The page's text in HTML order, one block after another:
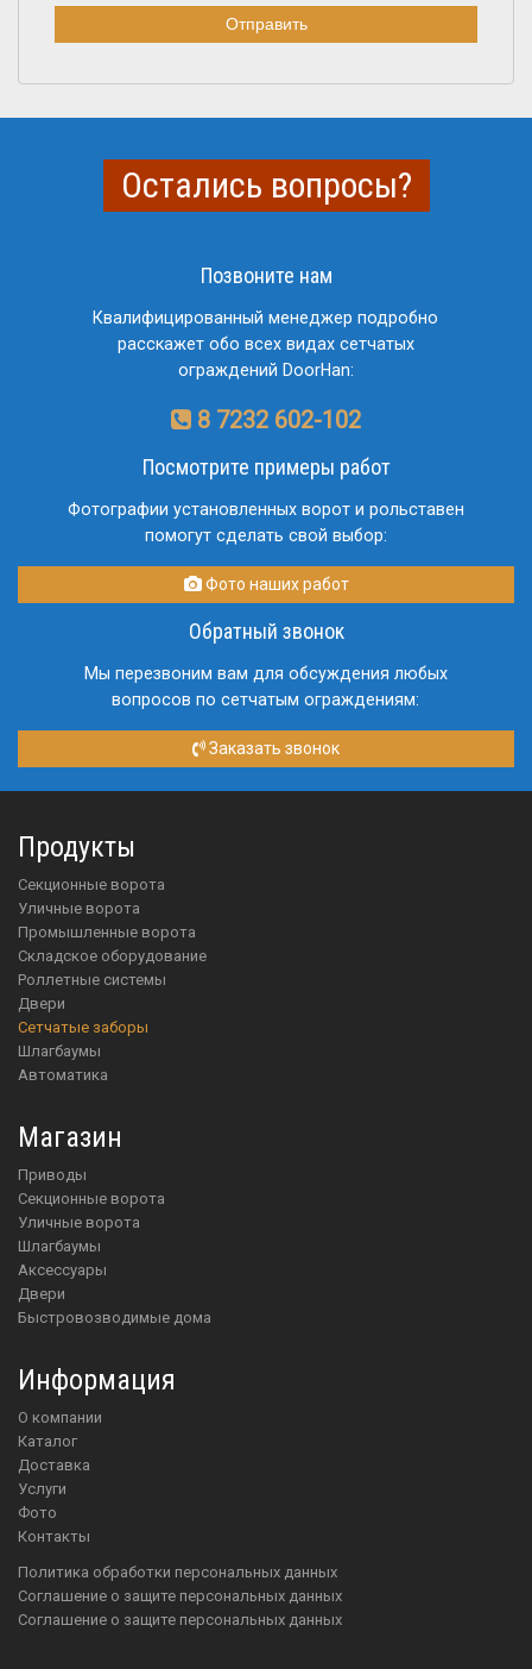
Остались вопросы?
Позвоните нам
Квалифицированный менеджер подробно
расскажет обо всех видах сетчатых
ограждений DoorHan:
8 7232 602-102
Посмотрите примеры работ
Фотографии установленных ворот и рольставен
помогут сделать свой выбор:
Фото наших работ
Обратный звонок
Мы перезвоним вам для обсуждения любых
вопросов по сетчатым ограждениям:
Заказать звонок
Продукты
Секционные ворота
Уличные ворота
Промышленные ворота
Складское оборудование
Роллетные системы
Двери
Сетчатые заборы
Шлагбаумы
Автоматика
Магазин
приводы
Секционные ворота
Уличные ворота
шлагбаумы
аксессуары
двери
Быстровозводимые дома
Информация
О компании
Каталог
Доставка
Услуги
Фото
Контакты
Политика обработки персональных данных
Соглашение о защите персональных данных
Соглашение о защите персональных данных